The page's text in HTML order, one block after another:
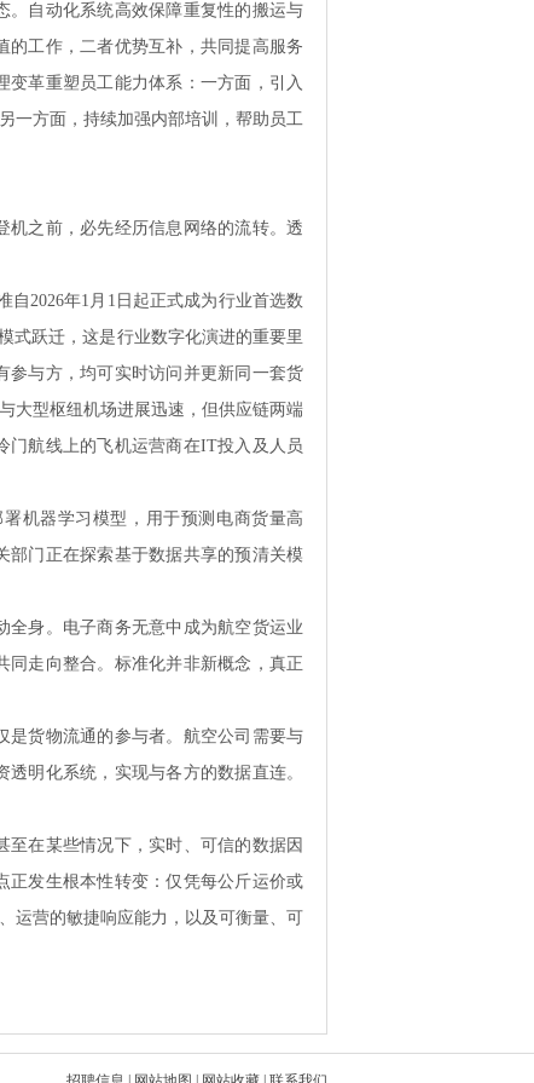
。自动化系统高效保障重复性的搬运与
的工作，二者优势互补，共同提高服务
革重塑员工能力体系：一方面，引入
一方面，持续加强内部培训，帮助员工
机之前，必先经历信息网络的流转。透
自2026年1月1日起正式成为行业首选数
式跃迁，这是行业数字化演进的重要里
参与方，均可实时访问并更新同一套货
大型枢纽机场进展迅速，但供应链两端
门航线上的飞机运营商在IT投入及人员
机器学习模型，用于预测电商货量高
部门正在探索基于数据共享的预清关模
全身。电子商务无意中成为航空货运业
同走向整合。标准化并非新概念，真正
是货物流通的参与者。航空公司需要与
明化系统，实现与各方的数据直连。
在某些情况下，实时、可信的数据因
正发生根本性转变：仅凭每公斤运价或
运营的敏捷响应能力，以及可衡量、可